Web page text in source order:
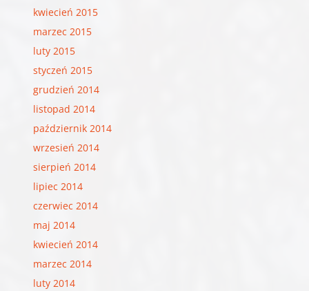
kwiecień 2015
marzec 2015
luty 2015
styczeń 2015
grudzień 2014
listopad 2014
październik 2014
wrzesień 2014
sierpień 2014
lipiec 2014
czerwiec 2014
maj 2014
kwiecień 2014
marzec 2014
luty 2014